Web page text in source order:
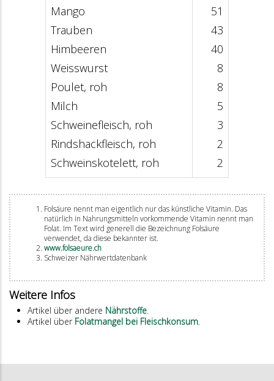
Mango
Trauben
Himbeeren
Weisswurst
Poulet, roh
Milch
Schweinefleisch, roh
Rindshackfleisch, roh
Schweinskotelett, roh
51
43
40
8
8
5
3
2
2
Folsäure nennt man eigentlich nur das künstliche Vitamin. Das
natürlich in Nahrungsmitteln vorkommende Vitamin nennt man
Folat. Im Text wird generell die Bezeichnung Folsäure
verwendet, da diese bekannter ist.
www.folsaeure.ch
Schweizer Nährwertdatenbank
Weitere Infos
Artikel über andere Nährstoffe.
Artikel über Folatmangel bei Fleischkonsum.